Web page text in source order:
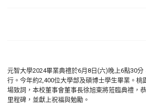
元智大學2024畢業典禮於6月8日(六)晚上6點30
行。今年約2,400位大學部及碩博士學生畢業。桃
場致詞，本校董事會董事長徐旭東將蒞臨典禮，
里程碑，並獻上祝福與勉勵。